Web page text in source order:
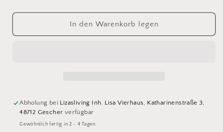
Elara
Elara
In den Warenkorb legen
Abholung bei Lizasliving Inh. Lisa Vierhaus, Katharinenstraße 3,
48712 Gescher verfügbar
Gewöhnlich fertig in 2 - 4 Tagen